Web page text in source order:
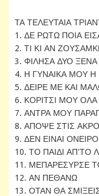
ΤΑ ΤΕΛΕΥΤΑΙΑ
1. ΔΕ ΡΩΤΩ ΠΟΙΑ
2. ΤΙ ΚΙ ΑΝ
3. ΦΙΛΗΣΑ ΔΥΟ ΞΕΝΑ
4. Η ΓΥΝΑΙΚΑ ΜΟΥ
5. ΔΕΙΡΕ ΜΕ ΚΑΙ
6. ΚΟΡΙΤΣΙ ΜΟΥ ΟΛΑ
7. ΑΝΤΡΑ ΜΟΥ
8. ΑΠΟΨΕ ΣΤΙΣ
9. ΔΕΝ ΕΙΝΑΙ
10. ΤΟ ΠΑΙΔΙ ΑΠ'ΤΟ
11. ΜΕΠΑΡΕΣΥΡΣΕ
12. ΑΝ ΠΕΘΑΝΩ
13. ΟΤΑΝ ΘΑ